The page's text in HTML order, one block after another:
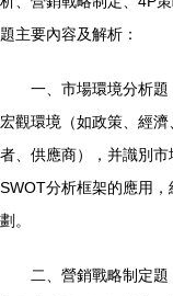
題主要內容及解析：
一、市場環境
宏觀環境（如政策、
者、供應商），并
SWOT分析框架的應用
劃。
二、營銷戰略制